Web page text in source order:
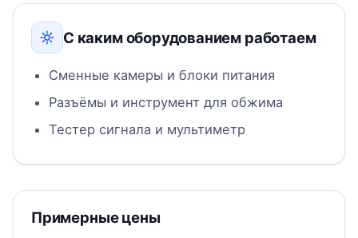
С каким оборудованием работаем
Сменные камеры и блоки питания
Разъёмы и инструмент для обжима
Тестер сигнала и мультиметр
Примерные цены